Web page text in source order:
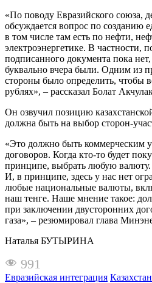
«По поводу Евразийского союза,
обсуждается вопрос по созданию
в том числе там есть по нефти,
электроэнергетике. В частности,
подписанного документа пока
буквально вчера были. Одним из
стороны было определить, чтобы
рублях», – рассказал Болат
Он озвучил позицию
должна быть на выбор сторон-
«Это должно быть коммерческим
договоров. Когда кто-то будет
принципе, выбрать любую
И, в принципе, здесь у нас нет
любые национальные валюты,
наш тенге. Наше мнение такое:
при заключении двусторонних
газа», – резюмировал глава
Наталья БУТЫРИНА
991
Евразийская интеграция Казахстан